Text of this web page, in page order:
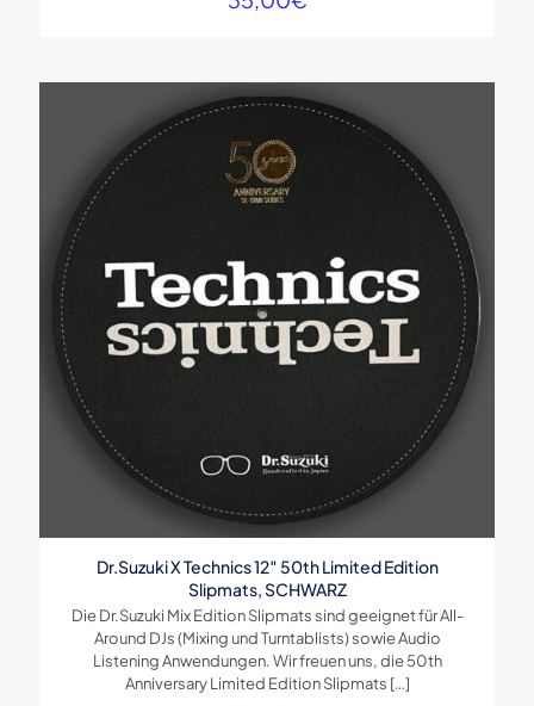
Dr.Suzuki X Technics 12″ 50th Limited Edition
Slipmats, SCHWARZ
Die Dr.Suzuki Mix Edition Slipmats sind geeignet für All-
Around DJs (Mixing und Turntablists) sowie Audio
Listening Anwendungen. Wir freuen uns, die 50th
Anniversary Limited Edition Slipmats […]